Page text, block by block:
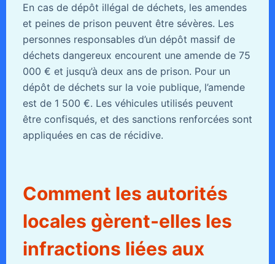
En cas de dépôt illégal de déchets, les amendes
et peines de prison peuvent être sévères. Les
personnes responsables d’un dépôt massif de
déchets dangereux encourent une amende de 75
000 € et jusqu’à deux ans de prison. Pour un
dépôt de déchets sur la voie publique, l’amende
est de 1 500 €. Les véhicules utilisés peuvent
être confisqués, et des sanctions renforcées sont
appliquées en cas de récidive.
Comment les autorités
locales gèrent-elles les
infractions liées aux